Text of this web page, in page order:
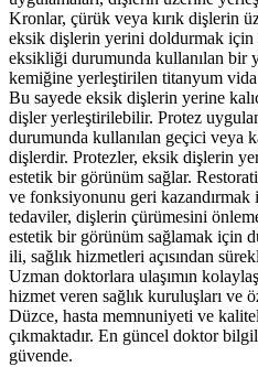
Kronlar, çürük veya kırık dişlerin
eksik dişlerin yerini doldurmak için
eksikliği durumunda kullanılan bir
kemiğine yerleştirilen titanyum
Bu sayede eksik dişlerin yerine
dişler yerleştirilebilir. Protez
durumunda kullanılan geçici veya
dişlerdir. Protezler, eksik dişlerin
estetik bir görünüm sağlar.
ve fonksiyonunu geri
tedaviler, dişlerin çürümesini
estetik bir görünüm sağlamak için
ili, sağlık hizmetleri açısından
Uzman doktorlara ulaşımın
hizmet veren sağlık kuruluşları ve
Düzce, hasta memnuniyeti ve
çıkmaktadır. En güncel doktor
güvende.